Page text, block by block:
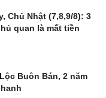
Chủ Nhật (7,8,9/8): 3
quan là mất tiền
Buôn Bán, 2 năm